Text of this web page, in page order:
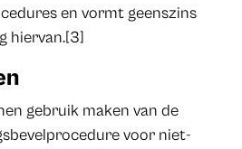
en vormt geenszins
hiervan.[3]
gebruik maken van de
voor niet-